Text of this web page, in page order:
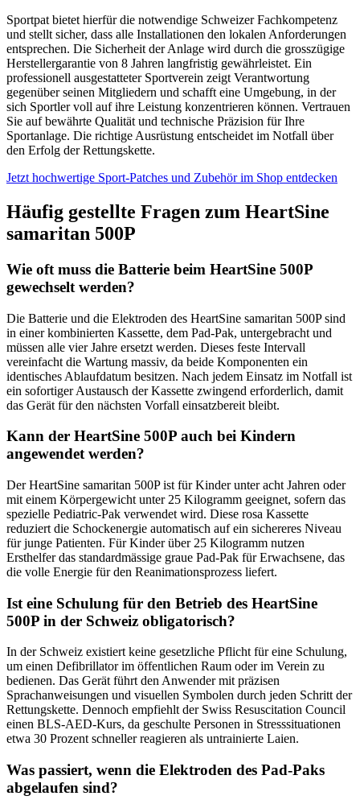
Sportpat bietet hierfür die notwendige Schweizer Fachkompetenz
und stellt sicher, dass alle Installationen den lokalen Anforderungen
entsprechen. Die Sicherheit der Anlage wird durch die grosszügige
Herstellergarantie von 8 Jahren langfristig gewährleistet. Ein
professionell ausgestatteter Sportverein zeigt Verantwortung
gegenüber seinen Mitgliedern und schafft eine Umgebung, in der
sich Sportler voll auf ihre Leistung konzentrieren können. Vertrauen
Sie auf bewährte Qualität und technische Präzision für Ihre
Sportanlage. Die richtige Ausrüstung entscheidet im Notfall über
den Erfolg der Rettungskette.
Jetzt hochwertige Sport-Patches und Zubehör im Shop entdecken
Häufig gestellte Fragen zum HeartSine
samaritan 500P
Wie oft muss die Batterie beim HeartSine 500P
gewechselt werden?
Die Batterie und die Elektroden des HeartSine samaritan 500P sind
in einer kombinierten Kassette, dem Pad-Pak, untergebracht und
müssen alle vier Jahre ersetzt werden. Dieses feste Intervall
vereinfacht die Wartung massiv, da beide Komponenten ein
identisches Ablaufdatum besitzen. Nach jedem Einsatz im Notfall ist
ein sofortiger Austausch der Kassette zwingend erforderlich, damit
das Gerät für den nächsten Vorfall einsatzbereit bleibt.
Kann der HeartSine 500P auch bei Kindern
angewendet werden?
Der HeartSine samaritan 500P ist für Kinder unter acht Jahren oder
mit einem Körpergewicht unter 25 Kilogramm geeignet, sofern das
spezielle Pediatric-Pak verwendet wird. Diese rosa Kassette
reduziert die Schockenergie automatisch auf ein sichereres Niveau
für junge Patienten. Für Kinder über 25 Kilogramm nutzen
Ersthelfer das standardmässige graue Pad-Pak für Erwachsene, das
die volle Energie für den Reanimationsprozess liefert.
Ist eine Schulung für den Betrieb des HeartSine
500P in der Schweiz obligatorisch?
In der Schweiz existiert keine gesetzliche Pflicht für eine Schulung,
um einen Defibrillator im öffentlichen Raum oder im Verein zu
bedienen. Das Gerät führt den Anwender mit präzisen
Sprachanweisungen und visuellen Symbolen durch jeden Schritt der
Rettungskette. Dennoch empfiehlt der Swiss Resuscitation Council
einen BLS-AED-Kurs, da geschulte Personen in Stresssituationen
etwa 30 Prozent schneller reagieren als untrainierte Laien.
Was passiert, wenn die Elektroden des Pad-Paks
abgelaufen sind?